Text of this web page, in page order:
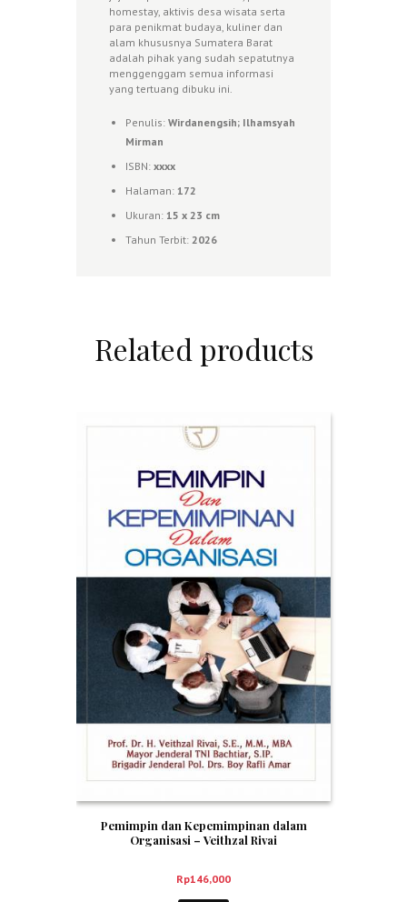
homestay, aktivis desa wisata serta
para penikmat budaya, kuliner dan
alam khususnya Sumatera Barat
adalah pihak yang sudah sepatutnya
menggenggam semua informasi
yang tertuang dibuku ini.
Penulis: Wirdanengsih; Ilhamsyah
Mirman
ISBN: xxxx
Halaman: 172
Ukuran: 15 x 23 cm
Tahun Terbit: 2026
Related products
Pemimpin dan Kepemimpinan dalam
Organisasi – Veithzal Rivai
Rp146,000